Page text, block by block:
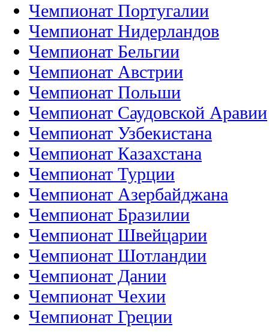
Чемпионат Португалии
Чемпионат Нидерландов
Чемпионат Бельгии
Чемпионат Австрии
Чемпионат Польши
Чемпионат Саудовской Аравии
Чемпионат Узбекистана
Чемпионат Казахстана
Чемпионат Турции
Чемпионат Азербайджана
Чемпионат Бразилии
Чемпионат Швейцарии
Чемпионат Шотландии
Чемпионат Дании
Чемпионат Чехии
Чемпионат Греции